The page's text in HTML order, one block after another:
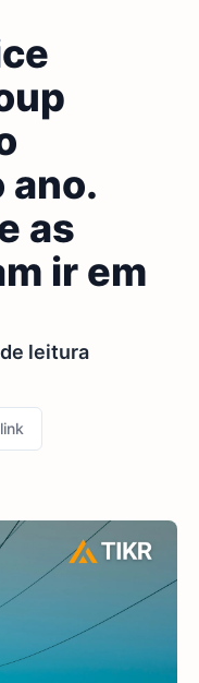
ano.
as
ir em
leitura